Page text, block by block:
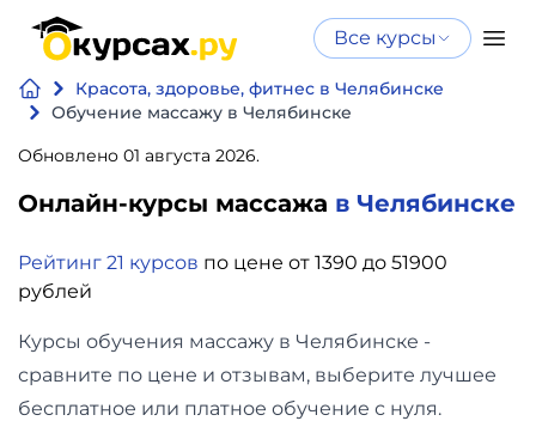
Все курсы
Красота, здоровье, фитнес в Челябинске
Обучение массажу в Челябинске
Обновлено 01 августа 2026.
Онлайн-курсы массажа в Челябинске
Рейтинг 21 курсов по цене от 1390 до 51900
рублей
Курсы обучения массажу в Челябинске -
сравните по цене и отзывам, выберите лучшее
бесплатное или платное обучение с нуля.
Нейросеть
и ИИ
Программирование
и
Дизайн
Нейросеть и ИИ
интеллекту
Бесплатно